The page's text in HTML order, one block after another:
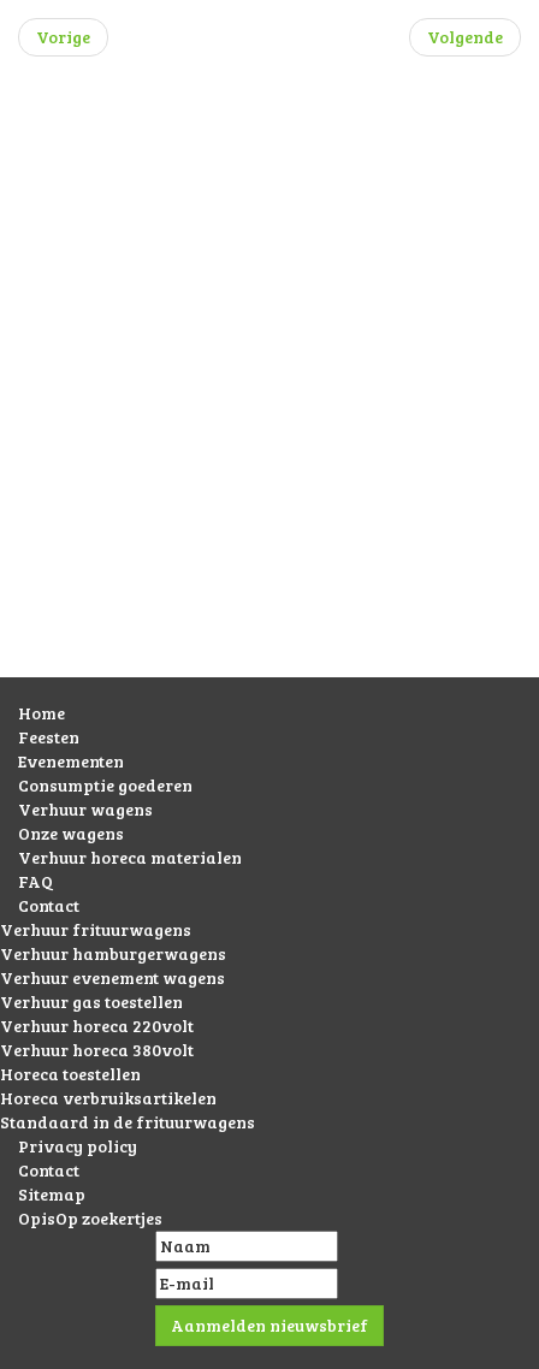
Warme dranken Koffie, thee, & Chocomelk
Home
Feesten
Evenementen
Consumptie goederen
Verhuur wagens
Onze wagens
Verhuur horeca materialen
FAQ
Verhuur frituurwagens
Verhuur hamburgerwagens
Verhuur evenement wagens
Verhuur gas toestellen